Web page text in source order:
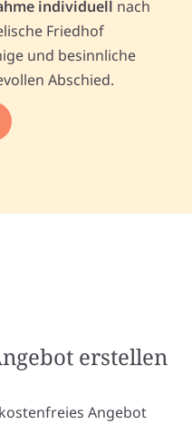
individuell nach
Friedhof
und besinnliche
Abschied.
erstellen
Angebot